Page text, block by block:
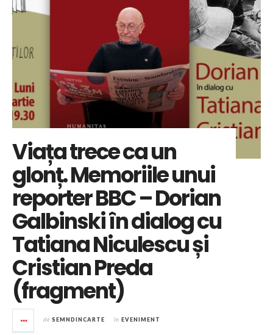
Viața trece ca un
glonț. Memoriile unui
reporter BBC – Dorian
Galbinski în dialog cu
Tatiana Niculescu și
Cristian Preda
(fragment)
de SEMNDINCARTE în EVENIMENT